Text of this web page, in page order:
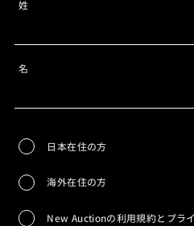
姓
名
日本在住の方
海外在住の方
New Auctionの利用規約とプラ